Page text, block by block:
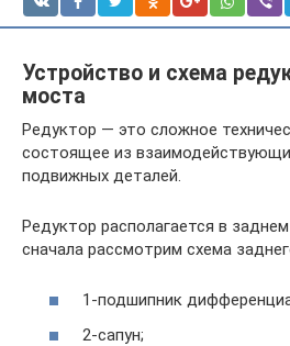
Устройство и схема
моста
Редуктор — это сложное
состоящее из
подвижных деталей.
Редуктор располагается в
сначала рассмотрим схема
1-подшипник
2-сапун;